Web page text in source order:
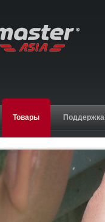
Товары Поддержка